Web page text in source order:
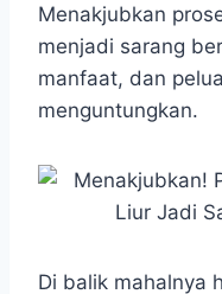
c
e
b
o
o
a
t
s
A
p
s
s
n
g
r
l
e
g
r
a
y
p
Menakjubkan
menjadi sarang
manfaat, dan
menguntungkan.
Di balik mahalnya